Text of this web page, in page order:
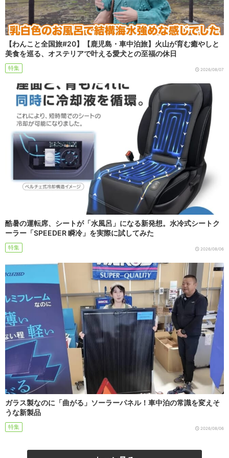
【わんこと全国旅#20】【鹿児島・車中泊旅】火山が育む癒やしと
美食を巡る、オステリアで叶える愛犬との至福の休日
特集 2026/08/07
酷暑の運転席、シートが「水風呂」になる新発想。水冷式シートク
ーラー「SPEEDER 瞬冷」を実際に試してみた
特集 2026/08/06
ガラス製なのに「曲がる」ソーラーパネル！車中泊の常識を変えそ
うな新製品
特集 2026/08/06